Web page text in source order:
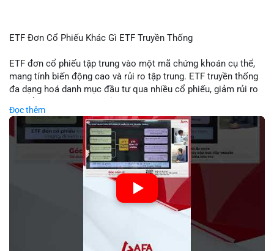
ETF Đơn Cổ Phiếu Khác Gì ETF Truyền Thống
ETF đơn cổ phiếu tập trung vào một mã chứng khoán cụ thể,
mang tính biến động cao và rủi ro tập trung. ETF truyền thống
đa dạng hoá danh mục đầu tư qua nhiều cổ phiếu, giảm rủi ro
sản và mức độ tiếp xúc với thị trường.
🎥 Xem video trực tiếp tại:
Nguồn: Tài chính & Kinh doanh
Đọc thêm